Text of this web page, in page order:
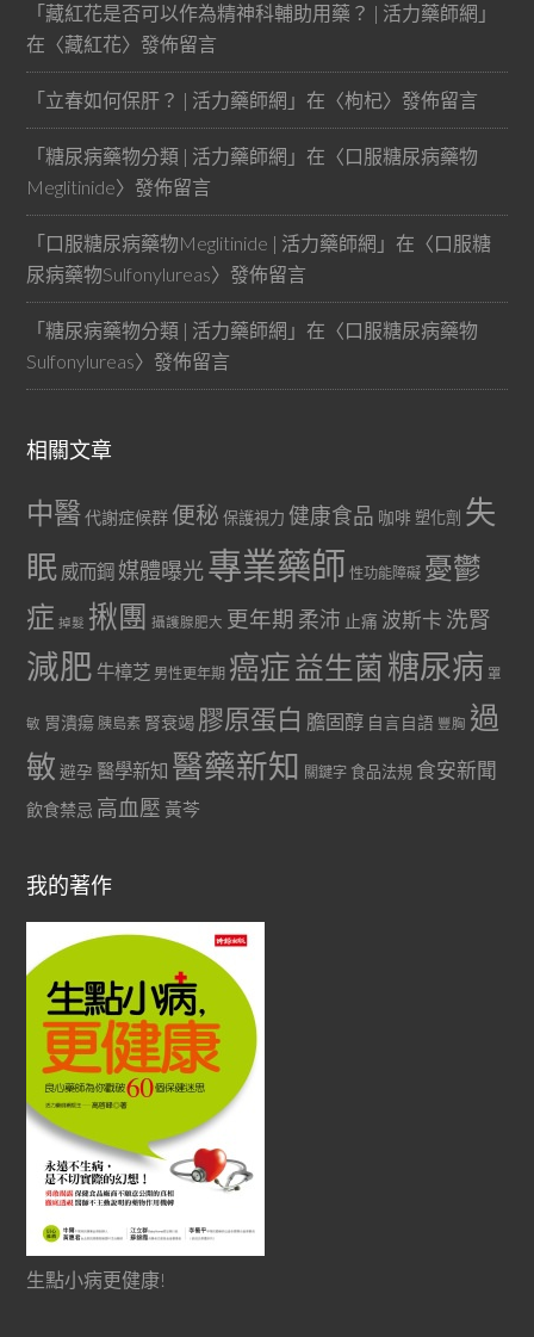
「藏紅花是否可以作為精神科輔助用藥？ | 活力藥師網 」
在〈藏紅花〉發佈留言
「立春如何保肝？ | 活力藥師網 」在〈枸杞〉發佈留言
「糖尿病藥物分類 | 活力藥師網 」在〈口服糖尿病藥物
Meglitinide〉發佈留言
「口服糖尿病藥物Meglitinide | 活力藥師網 」在〈口服糖
尿病藥物Sulfonylureas〉發佈留言
「糖尿病藥物分類 | 活力藥師網 」在〈口服糖尿病藥物
Sulfonylureas〉發佈留言
相關文章
中醫代謝症候群 便秘 保護視力 健康食品 咖啡 塑化劑 失
眠 威而鋼 媒體曝光專業藥師 性功能障礙 憂鬱
症 掉髮 揪團 攝護腺肥大 更年期 柔沛 止痛 波斯卡 洗腎
減肥 牛樟芝 男性更年期 癌症益生菌 糖尿病 罩
敏 胃潰瘍 胰島素 腎衰竭 膠原蛋白 膽固醇 自言自語 豐胸 過
敏 避孕 醫學新知 醫藥新知 關鍵字 食品法規 食安新聞
飲食禁忌 高血壓 黃芩
我的著作
生點小病更健康!